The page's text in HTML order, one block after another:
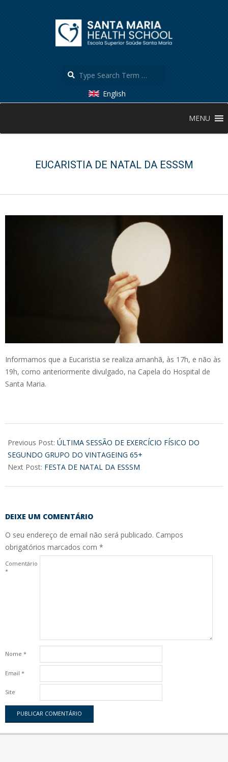
English
Menu
MENU
EUCARISTIA DE NATAL DA ESSSM
Informamos que a Eucaristia se realiza amanhã, às 17h, e não às
19h, como anteriormente divulgado, na Capela do Hospital de
Santa Maria.
12-
14
Previous Post: ÚLTIMA SESSÃO DE EXERCÍCIO FÍSICO DO
SEGUNDO GRUPO DO VINTAGEING 65+
Next Post: FESTA DE NATAL DA ESSSM
DEIXE UM COMENTÁRIO
O seu endereço de email não será publicado. Campos
obrigatórios marcados com *
Comentário
*
Nome *
Email *
Site